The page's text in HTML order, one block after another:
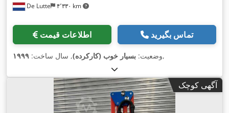
De Lutte ۴٬۳۳۰ km
اطلاعات قیمت تماس بگیرید
وضعیت: بسیار خوب (کارکرده), سال ساخت: ۱۹۹۹ ,
آگهی کوچک